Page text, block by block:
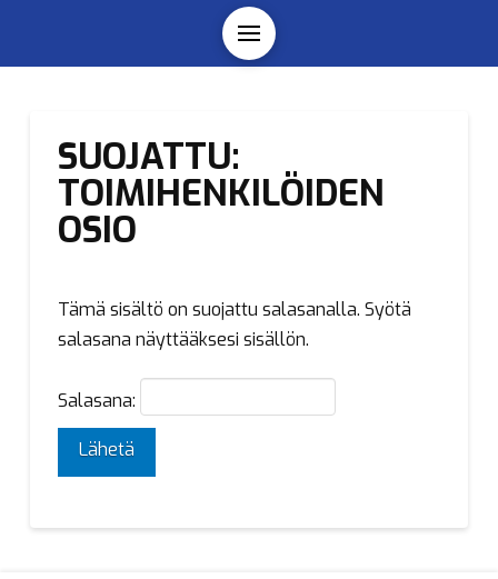
SUOJATTU:
TOIMIHENKILÖIDEN
OSIO
Tämä sisältö on suojattu salasanalla. Syötä
salasana näyttääksesi sisällön.
Salasana: